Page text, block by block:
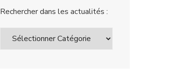
Rechercher dans les actualités :